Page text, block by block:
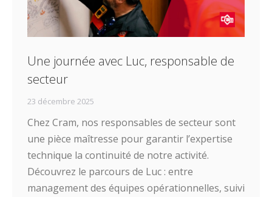
Une journée avec Luc, responsable de
secteur
23 décembre 2025
Chez Cram, nos responsables de secteur sont
une pièce maîtresse pour garantir l’expertise
technique la continuité de notre activité.
Découvrez le parcours de Luc : entre
management des équipes opérationnelles, suivi